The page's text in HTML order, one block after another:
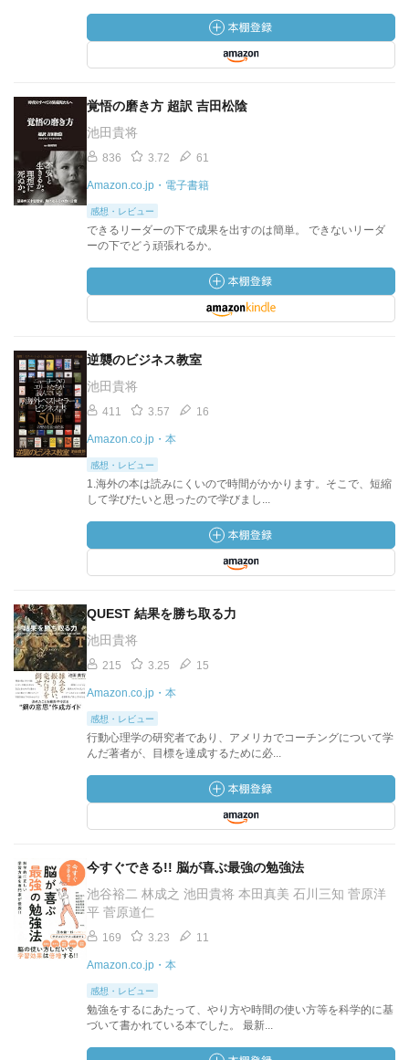
覚悟の磨き方 超訳 吉田松陰
池田貴将
836 3.72 61
Amazon.co.jp・電子書籍
感想・レビュー
できるリーダーの下で成果を出すのは簡単。 できないリーダ
ーの下でどう頑張れるか。
逆襲のビジネス教室
池田貴将
411 3.57 16
Amazon.co.jp・本
感想・レビュー
1.海外の本は読みにくいので時間がかかります。そこで、短縮
して学びたいと思ったので学びまし...
QUEST 結果を勝ち取る力
池田貴将
215 3.25 15
Amazon.co.jp・本
感想・レビュー
行動心理学の研究者であり、アメリカでコーチングについて学
んだ著者が、目標を達成するために必...
今すぐできる!! 脳が喜ぶ最強の勉強法
池谷裕二 林成之 池田貴将 本田真美 石川三知 菅原洋
平 菅原道仁
169 3.23 11
Amazon.co.jp・本
感想・レビュー
勉強をするにあたって、やり方や時間の使い方等を科学的に基
づいて書かれている本でした。 最新...